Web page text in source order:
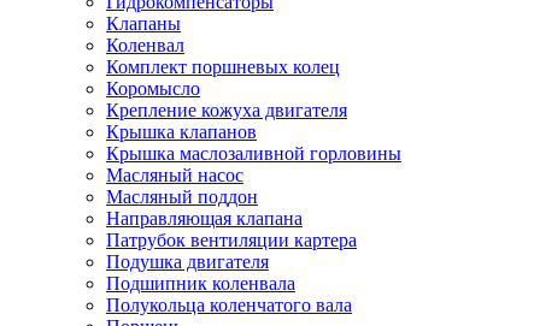
Клапаны
Коленвал
Комплект поршневых колец
Коромысло
Крепление кожуха двигателя
Крышка клапанов
Крышка маслозаливной горловины
Масляный насос
Масляный поддон
Направляющая клапана
Патрубок вентиляции картера
Подушка двигателя
Подшипник коленвала
Полукольца коленчатого вала